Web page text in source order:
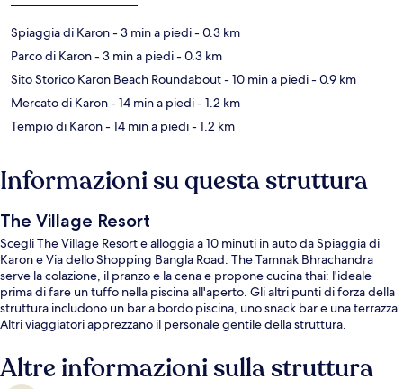
Spiaggia di Karon- 3 min a piedi- 0.3 km
Parco di Karon- 3 min a piedi- 0.3 km
Sito Storico Karon Beach Roundabout- 10 min a piedi- 0.9 km
Mercato di Karon- 14 min a piedi- 1.2 km
Tempio di Karon- 14 min a piedi- 1.2 km
Informazioni su questa struttura
The Village Resort
Scegli The Village Resort e alloggia a 10 minuti in auto da Spiaggia di
Karon e Via dello Shopping Bangla Road. The Tamnak Bhrachandra
serve la colazione, il pranzo e la cena e propone cucina thai: l'ideale
prima di fare un tuffo nella piscina all'aperto. Gli altri punti di forza della
struttura includono un bar a bordo piscina, uno snack bar e una terrazza.
Altri viaggiatori apprezzano il personale gentile della struttura.
Altre informazioni sulla struttura